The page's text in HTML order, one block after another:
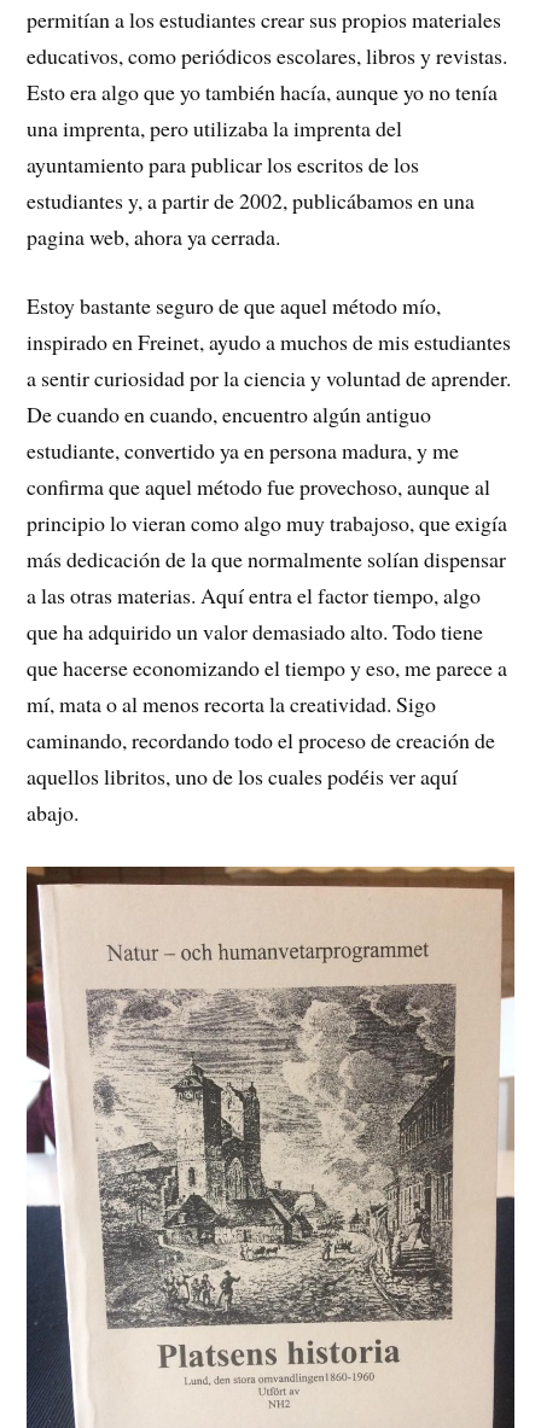
permitían a los estudiantes crear sus propios materiales
educativos, como periódicos escolares, libros y revistas.
Esto era algo que yo también hacía, aunque yo no tenía
una imprenta, pero utilizaba la imprenta del
ayuntamiento para publicar los escritos de los
estudiantes y, a partir de 2002, publicábamos en una
pagina web, ahora ya cerrada.
Estoy bastante seguro de que aquel método mío,
inspirado en Freinet, ayudo a muchos de mis estudiantes
a sentir curiosidad por la ciencia y voluntad de aprender.
De cuando en cuando, encuentro algún antiguo
estudiante, convertido ya en persona madura, y me
confirma que aquel método fue provechoso, aunque al
principio lo vieran como algo muy trabajoso, que exigía
más dedicación de la que normalmente solían dispensar
a las otras materias. Aquí entra el factor tiempo, algo
que ha adquirido un valor demasiado alto. Todo tiene
que hacerse economizando el tiempo y eso, me parece a
mí, mata o al menos recorta la creatividad. Sigo
caminando, recordando todo el proceso de creación de
aquellos libritos, uno de los cuales podéis ver aquí
abajo.